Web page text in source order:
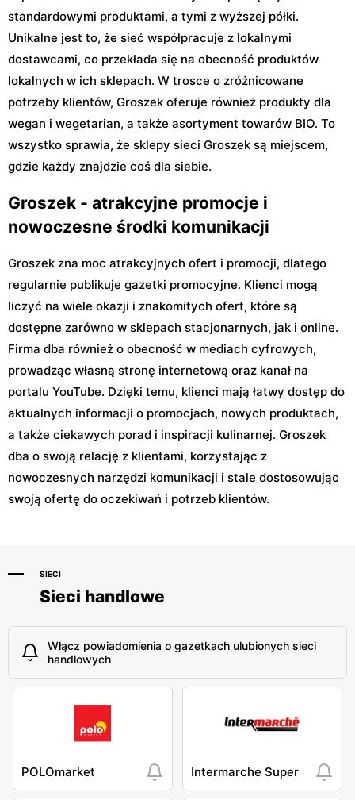
standardowymi produktami, a tymi z wyższej półki.
Unikalne jest to, że sieć współpracuje z lokalnymi
dostawcami, co przekłada się na obecność produktów
lokalnych w ich sklepach. W trosce o zróżnicowane
potrzeby klientów, Groszek oferuje również produkty dla
wegan i wegetarian, a także asortyment towarów BIO. To
wszystko sprawia, że sklepy sieci Groszek są miejscem,
gdzie każdy znajdzie coś dla siebie.
Groszek - atrakcyjne promocje i
nowoczesne środki komunikacji
Groszek zna moc atrakcyjnych ofert i promocji, dlatego
regularnie publikuje gazetki promocyjne. Klienci mogą
liczyć na wiele okazji i znakomitych ofert, które są
dostępne zarówno w sklepach stacjonarnych, jak i online.
Firma dba również o obecność w mediach cyfrowych,
prowadząc własną stronę internetową oraz kanał na
portalu YouTube. Dzięki temu, klienci mają łatwy dostęp do
aktualnych informacji o promocjach, nowych produktach,
a także ciekawych porad i inspiracji kulinarnej. Groszek
dba o swoją relację z klientami, korzystając z
nowoczesnych narzędzi komunikacji i stale dostosowując
swoją ofertę do oczekiwań i potrzeb klientów.
SIECI
Sieci handlowe
Włącz powiadomienia o gazetkach ulubionych sieci
handlowych
POLOmarket Intermarche Super